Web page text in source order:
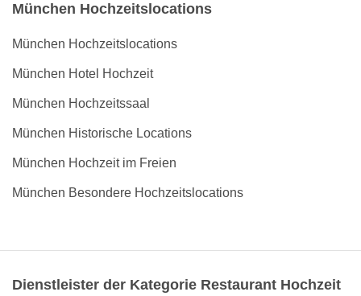
München Hochzeitslocations
München Hochzeitslocations
München Hotel Hochzeit
München Hochzeitssaal
München Historische Locations
München Hochzeit im Freien
München Besondere Hochzeitslocations
Dienstleister der Kategorie Restaurant Hochzeit